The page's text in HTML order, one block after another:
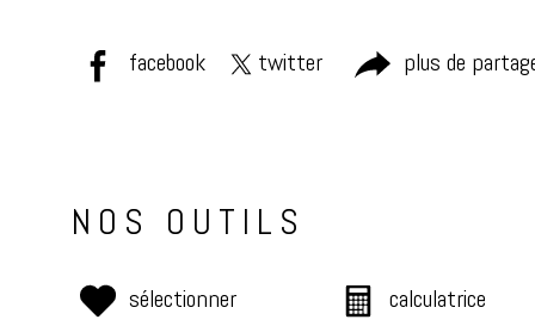
facebook twitter plus de
NOS OUTILS
sélectionner calculatrice